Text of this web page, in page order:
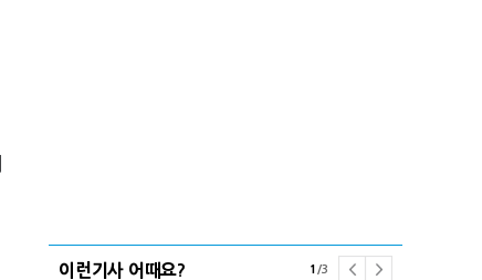
이런기사 어때요? 1 /3